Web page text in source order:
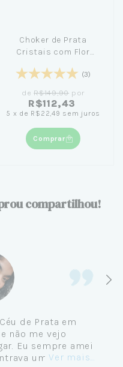
Choker de Prata
Cristais com Flor
(3)
deR$149,90 por
R$112,43
5 x de R$22,49 sem juros
Comprar
compartilhou!
de Prata em
não me vejo
Eu sempre amei
uma loja
Ver mais...